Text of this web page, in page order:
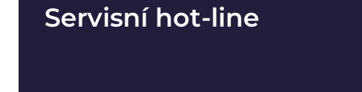
Servisní hot-line